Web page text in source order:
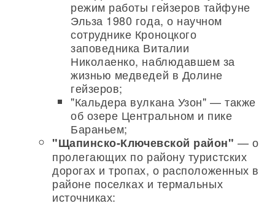
режим работы гейзеров тайфуне
Эльза 1980 года, о научном
сотруднике Кроноцкого
заповедника Виталии
Николаенко, наблюдавшем за
жизнью медведей в Долине
гейзеров;
"Кальдера вулкана Узон" — также
об озере Центральном и пике
Бараньем;
"Щапинско-Ключевской район" — о
пролегающих по району туристских
дорогах и тропах, о расположенных в
районе поселках и термальных
источниках: